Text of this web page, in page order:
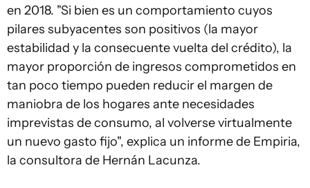
en 2018. "Si bien es un comportamiento cuyos
pilares subyacentes son positivos (la mayor
estabilidad y la consecuente vuelta del crédito), la
mayor proporción de ingresos comprometidos en
tan poco tiempo pueden reducir el margen de
maniobra de los hogares ante necesidades
imprevistas de consumo, al volverse virtualmente
un nuevo gasto fijo", explica un informe de Empiria,
la consultora de Hernán Lacunza.